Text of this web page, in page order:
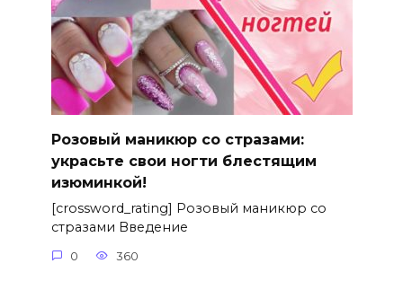
Розовый маникюр со стразами:
украсьте свои ногти блестящим
изюминкой!
[crossword_rating] Розовый маникюр со
стразами Введение
0 360